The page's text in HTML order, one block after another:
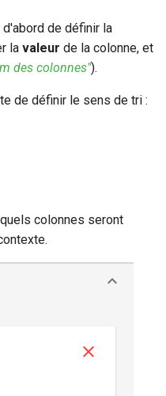
de définir la
la valeur de la colonne, et
des colonnes").
de définir le sens de tri :
colonnes seront